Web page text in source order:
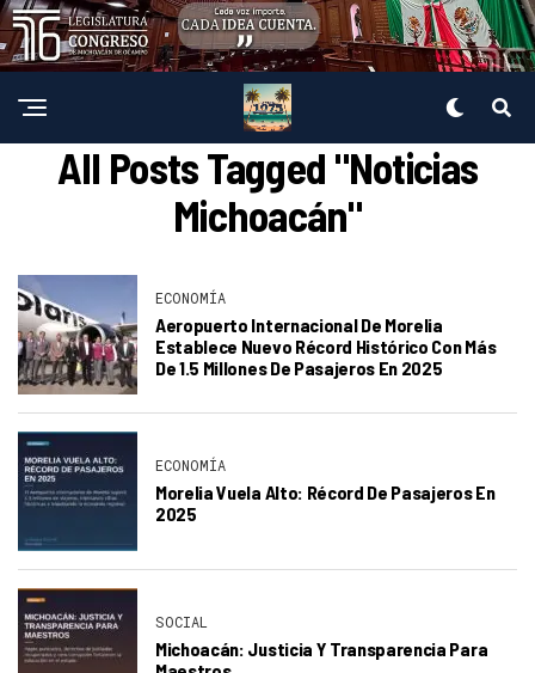
All Posts Tagged "Noticias
Michoacán"
ECONOMÍA
Aeropuerto Internacional De Morelia
Establece Nuevo Récord Histórico Con Más
De 1.5 Millones De Pasajeros En 2025
ECONOMÍA
Morelia Vuela Alto: Récord De Pasajeros En
2025
SOCIAL
Michoacán: Justicia Y Transparencia Para